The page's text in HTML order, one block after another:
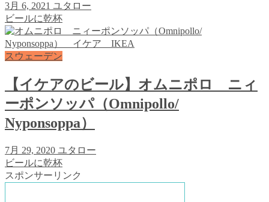
3月 6, 2021 ユタロー
ビールに乾杯
スウェーデン
【イケアのビール】オムニポロ ニィ
ーポンソッパ（Omnipollo/
Nyponsoppa）
7月 29, 2020 ユタロー
ビールに乾杯
スポンサーリンク